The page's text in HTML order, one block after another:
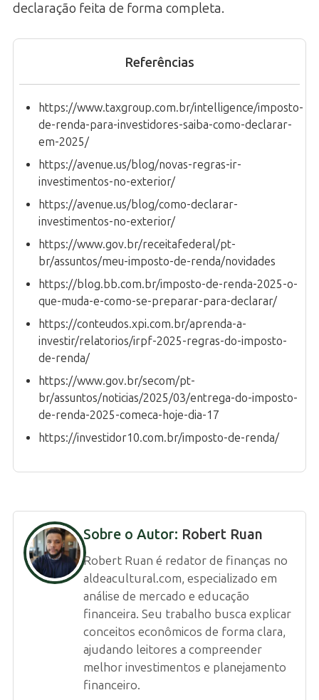
declaração feita de forma completa.
Referências
https://www.taxgroup.com.br/intelligence/imposto-
de-renda-para-investidores-saiba-como-declarar-
em-2025/
https://avenue.us/blog/novas-regras-ir-
investimentos-no-exterior/
https://avenue.us/blog/como-declarar-
investimentos-no-exterior/
https://www.gov.br/receitafederal/pt-
br/assuntos/meu-imposto-de-renda/novidades
https://blog.bb.com.br/imposto-de-renda-2025-o-
que-muda-e-como-se-preparar-para-declarar/
https://conteudos.xpi.com.br/aprenda-a-
investir/relatorios/irpf-2025-regras-do-imposto-
de-renda/
https://www.gov.br/secom/pt-
br/assuntos/noticias/2025/03/entrega-do-imposto-
de-renda-2025-comeca-hoje-dia-17
https://investidor10.com.br/imposto-de-renda/
Sobre o Autor: Robert Ruan
Robert Ruan é redator de finanças no
aldeacultural.com, especializado em
análise de mercado e educação
financeira. Seu trabalho busca explicar
conceitos econômicos de forma clara,
ajudando leitores a compreender
melhor investimentos e planejamento
financeiro.